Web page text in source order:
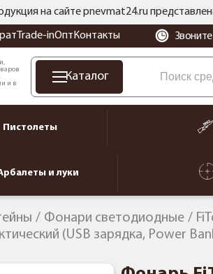
на сайте pnevmat24.ru
Trade-inОпт Контакты
и в
Каталог
Пистолеты
и луки
Фонари светодиодные
(USB зарядка, Power